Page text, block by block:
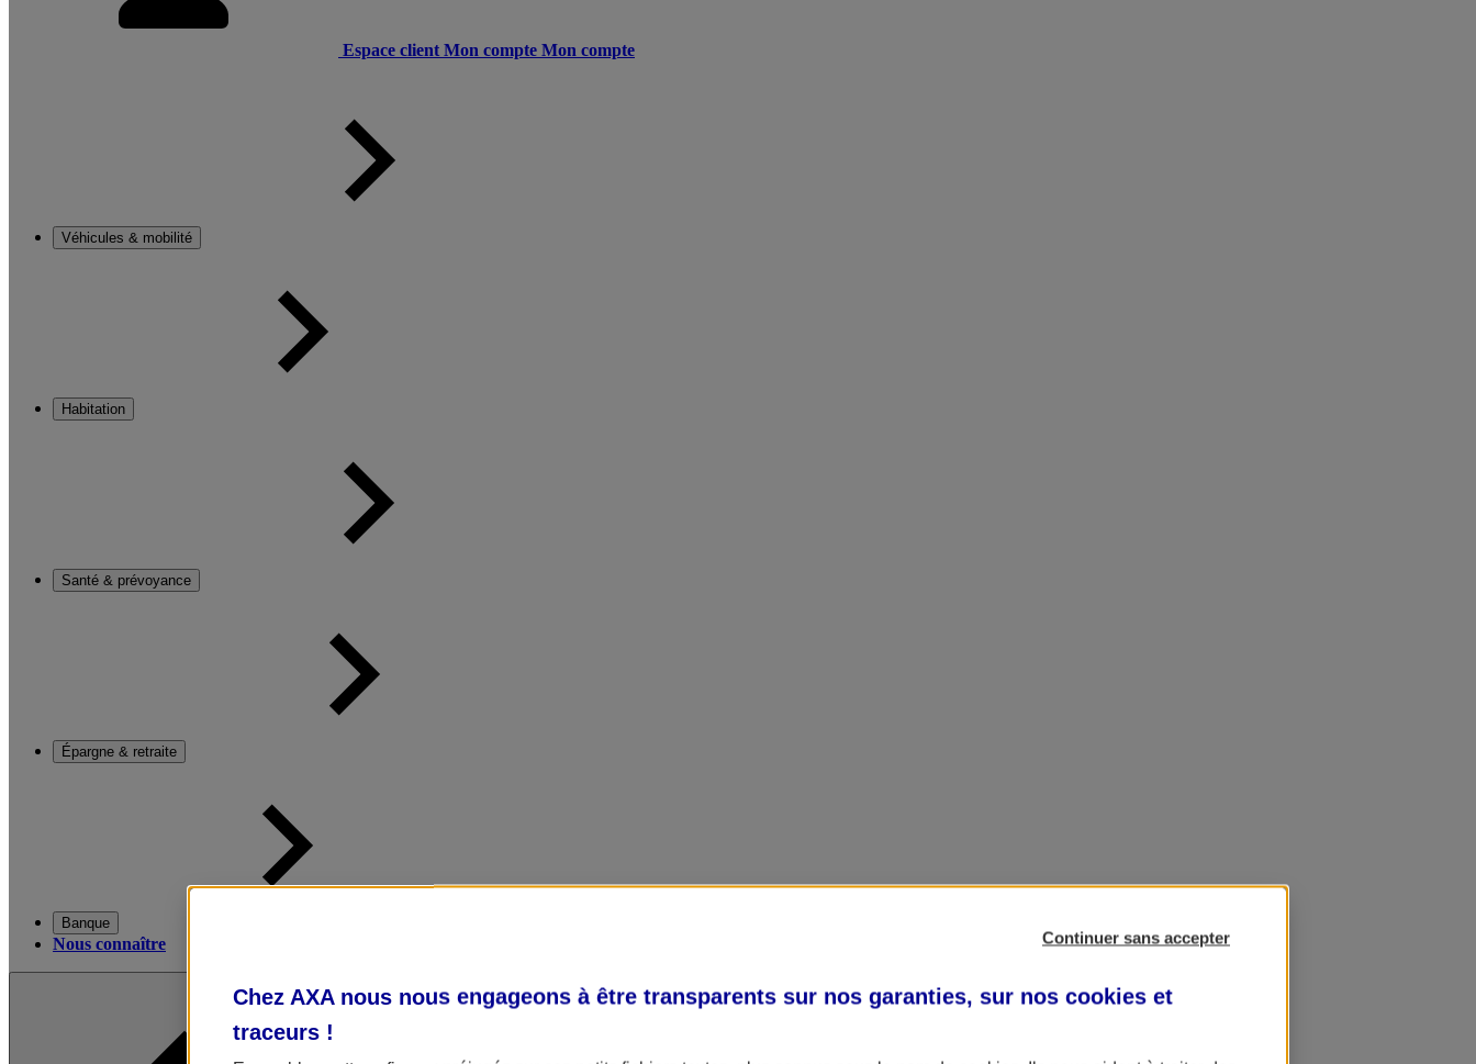
Espace client Mon compte Mon compte
Véhicules & mobilité
Habitation
Santé & prévoyance
Épargne & retraite
Banque
Nous connaître Continuer sans accepter
Chez AXA nous nous engageons à être transparents sur nos garanties, sur nos cookies et
traceurs !